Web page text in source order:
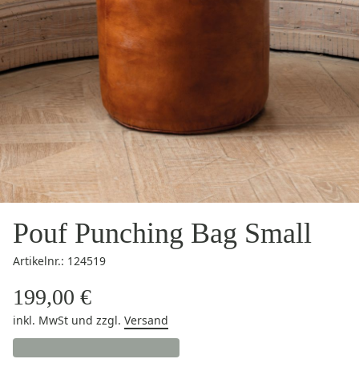
Pouf Punching Bag Small
Artikelnr.: 124519
199,00 €
inkl. MwSt und zzgl. Versand